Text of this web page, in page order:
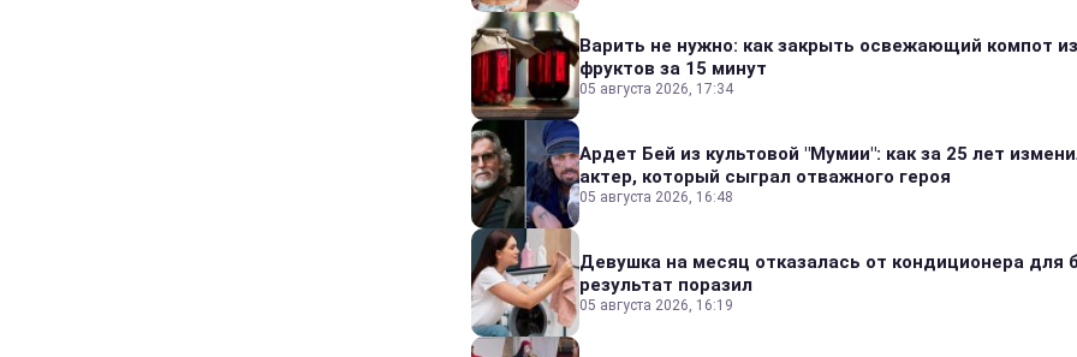
Варить не нужно: как закрыть освежающий компот
фруктов за 15 минут
05 августа 2026, 17:34
Ардет Бей из культовой "Мумии": как за 25 лет
актер, который сыграл отважного героя
05 августа 2026, 16:48
Девушка на месяц отказалась от кондиционера для
результат поразил
05 августа 2026, 16:19